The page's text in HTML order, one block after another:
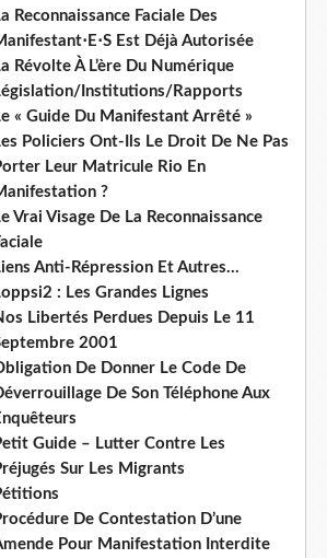
Reconnaissance Faciale Des
Est Déjà Autorisée
Révolte À L’ère Du Numérique
Institutions/Rapports
« Guide Du Manifestant Arrêté »
Policiers Ont-Ils Le Droit De Ne Pas
Leur Matricule Rio En
?
Vrai Visage De La Reconnaissance
Anti-Répression Et Autres...
: Les Grandes Lignes
Libertés Perdues Depuis Le 11
2001
De Donner Le Code De
De Son Téléphone Aux
Guide – Lutter Contre Les
Sur Les Migrants
De Contestation D’une
Pour Manifestation Interdite